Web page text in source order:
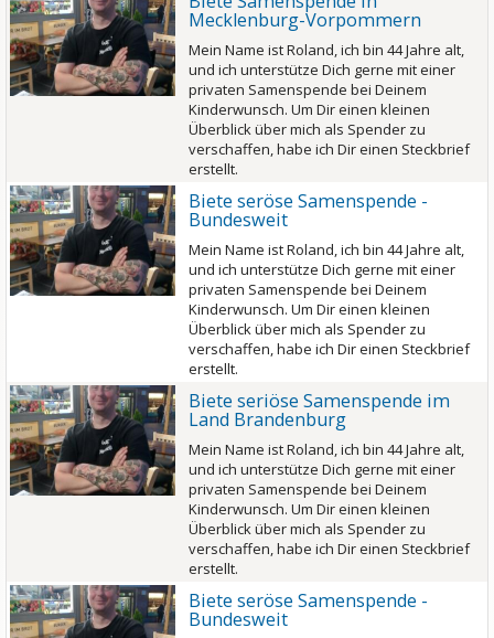
Mecklenburg-Vorpommern
Mein Name ist Roland, ich bin 44 Jahre alt,
und ich unterstütze Dich gerne mit einer
privaten Samenspende bei Deinem
Kinderwunsch. Um Dir einen kleinen
Überblick über mich als Spender zu
verschaffen, habe ich Dir einen Steckbrief
erstellt.
Biete seröse Samenspende -
Bundesweit
Mein Name ist Roland, ich bin 44 Jahre alt,
und ich unterstütze Dich gerne mit einer
privaten Samenspende bei Deinem
Kinderwunsch. Um Dir einen kleinen
Überblick über mich als Spender zu
verschaffen, habe ich Dir einen Steckbrief
erstellt.
Biete seriöse Samenspende im
Land Brandenburg
Mein Name ist Roland, ich bin 44 Jahre alt,
und ich unterstütze Dich gerne mit einer
privaten Samenspende bei Deinem
Kinderwunsch. Um Dir einen kleinen
Überblick über mich als Spender zu
verschaffen, habe ich Dir einen Steckbrief
erstellt.
Biete seröse Samenspende -
Bundesweit